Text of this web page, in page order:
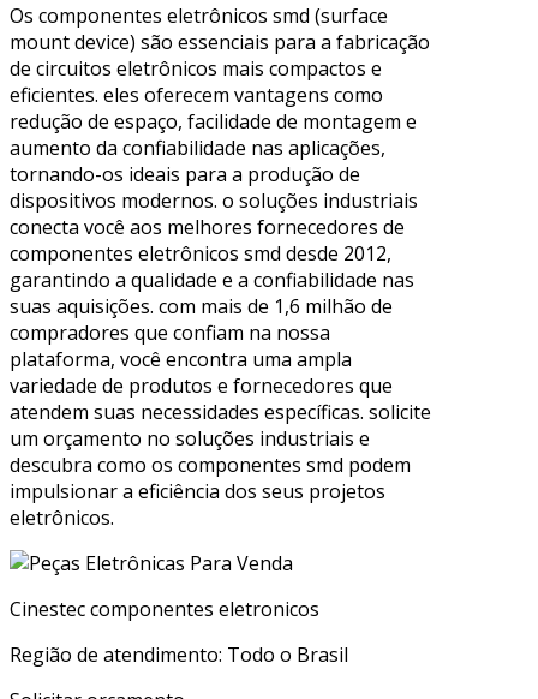
Os componentes eletrônicos smd (surface
mount device) são essenciais para a fabricação
de circuitos eletrônicos mais compactos e
eficientes. eles oferecem vantagens como
redução de espaço, facilidade de montagem e
aumento da confiabilidade nas aplicações,
tornando-os ideais para a produção de
dispositivos modernos. o soluções industriais
conecta você aos melhores fornecedores de
componentes eletrônicos smd desde 2012,
garantindo a qualidade e a confiabilidade nas
suas aquisições. com mais de 1,6 milhão de
compradores que confiam na nossa
plataforma, você encontra uma ampla
variedade de produtos e fornecedores que
atendem suas necessidades específicas. solicite
um orçamento no soluções industriais e
descubra como os componentes smd podem
impulsionar a eficiência dos seus projetos
eletrônicos.
Cinestec componentes eletronicos
Região de atendimento: Todo o Brasil